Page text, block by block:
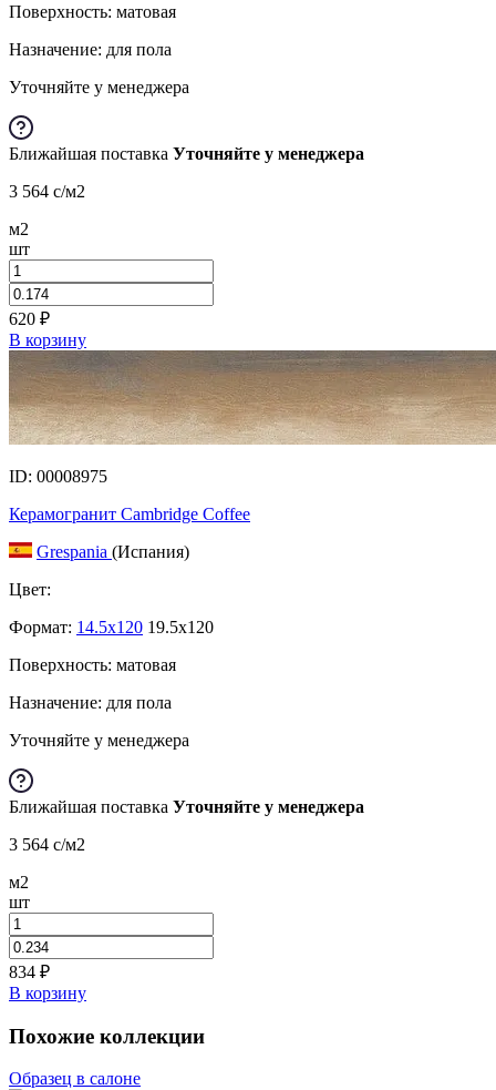
Поверхность: матовая
Назначение: для пола
Уточняйте у менеджера
Ближайшая поставка Уточняйте у менеджера
3 564 c/м2
м2
шт
620 ₽
В корзину
ID: 00008975
Керамогранит Cambridge Coffee
Grespania (Испания)
Цвет:
Формат: 14.5x120 19.5x120
Поверхность: матовая
Назначение: для пола
Уточняйте у менеджера
Ближайшая поставка Уточняйте у менеджера
3 564 c/м2
м2
шт
834 ₽
В корзину
Похожие коллекции
Образец в салоне